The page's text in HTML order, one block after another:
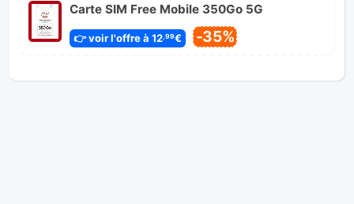
Carte SIM Free Mobile 350Go 5G
👉 voir l'offre à 12,99€ -35%